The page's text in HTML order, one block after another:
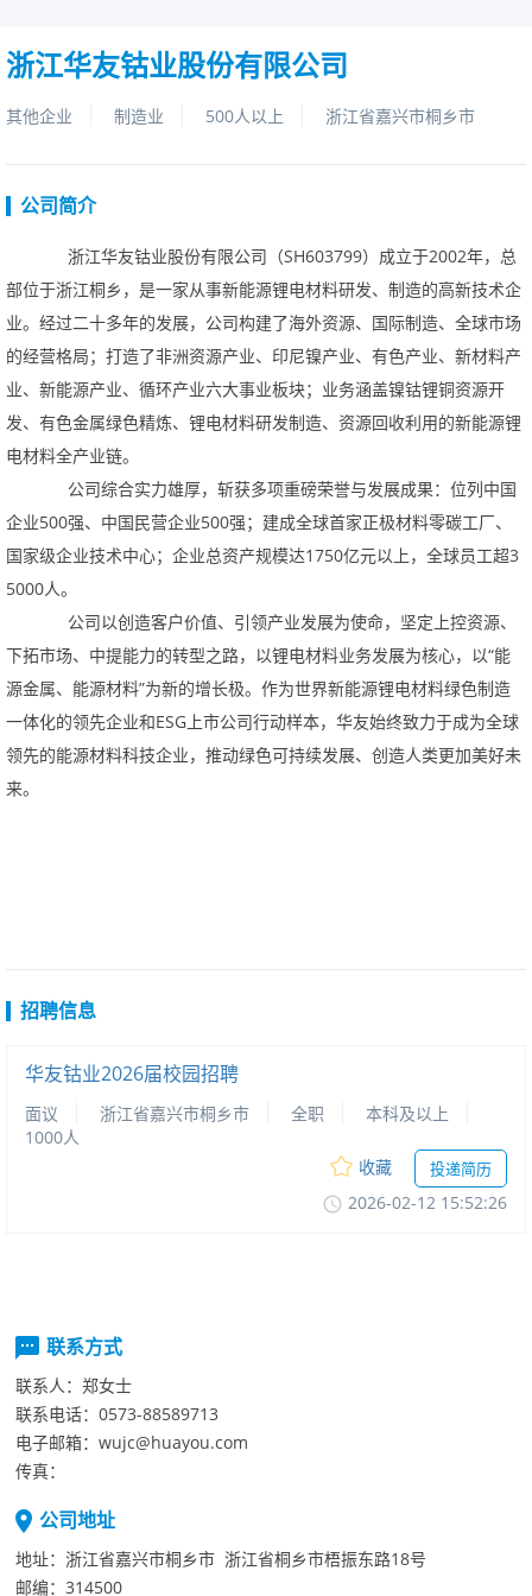
浙江华友钴业股份有限公司
其他企业 制造业 500人以上 浙江省嘉兴市桐乡市
公司简介
浙江华友钴业股份有限公司（SH603799）成立于2002年，总
部位于浙江桐乡，是一家从事新能源锂电材料研发、制造的高新技术企
业。经过二十多年的发展，公司构建了海外资源、国际制造、全球市场
的经营格局；打造了非洲资源产业、印尼镍产业、有色产业、新材料产
业、新能源产业、循环产业六大事业板块；业务涵盖镍钴锂铜资源开
发、有色金属绿色精炼、锂电材料研发制造、资源回收利用的新能源锂
电材料全产业链。
公司综合实力雄厚，斩获多项重磅荣誉与发展成果：位列中国
企业500强、中国民营企业500强；建成全球首家正极材料零碳工厂、
国家级企业技术中心；企业总资产规模达1750亿元以上，全球员工超3
5000人。
公司以创造客户价值、引领产业发展为使命，坚定上控资源、
下拓市场、中提能力的转型之路，以锂电材料业务发展为核心，以“能
源金属、能源材料”为新的增长极。作为世界新能源锂电材料绿色制造
一体化的领先企业和ESG上市公司行动样本，华友始终致力于成为全球
领先的能源材料科技企业，推动绿色可持续发展、创造人类更加美好未
来。
招聘信息
华友钴业2026届校园招聘
面议 浙江省嘉兴市桐乡市 全职
本科及以上
1000人
收藏
投递简历
2026-02-1215:52:26
联系方式
联系人： 郑女士
联系电话： 0573-88589713
电子邮箱： wujc@huayou.com
传真：
公司地址
地址： 浙江省嘉兴市桐乡市浙江省桐乡市梧振东路18号
邮编： 314500